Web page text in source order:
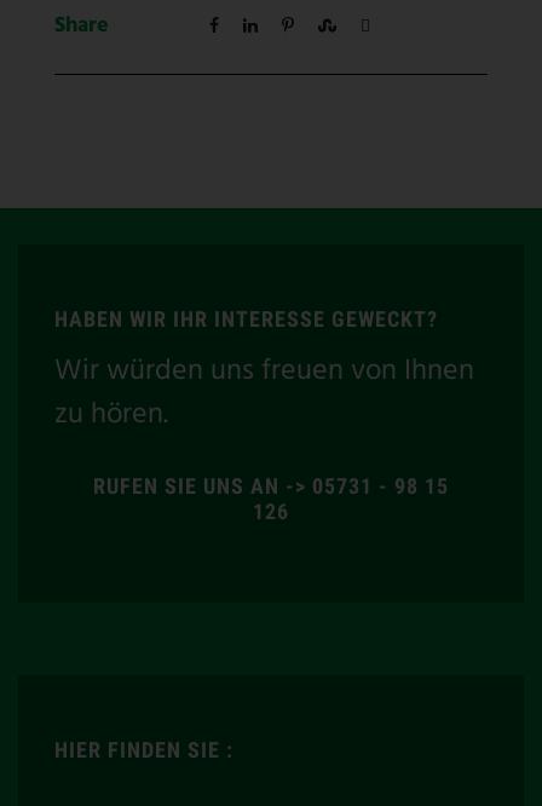
Share
HABEN WIR IHR INTERESSE GEWECKT?
Wir würden uns freuen von Ihnen
zu hören.
RUFEN SIE UNS AN -> 05731 - 98 15
126
HIER FINDEN SIE :